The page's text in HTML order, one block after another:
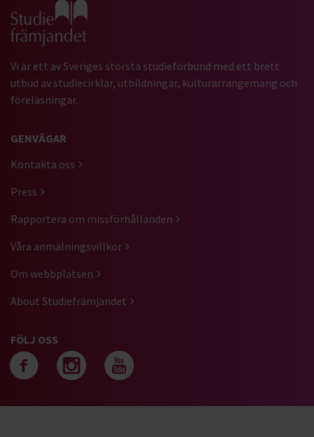
Gå till studiefrämjandets startsida
Vi är ett av Sveriges största studieförbund med ett brett
utbud av studiecirklar, utbildningar, kulturarrangemang och
föreläsningar.
GENVÄGAR
Kontakta oss
Press
Rapportera om missförhållanden
Våra anmälningsvillkor
Om webbplatsen
About Studiefrämjandet
FÖLJ OSS
Följ oss på facebook
Följ oss på
Följ oss på